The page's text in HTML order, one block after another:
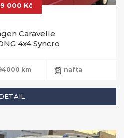
000 Kč
Caravelle
4x4 Syncro
km nafta